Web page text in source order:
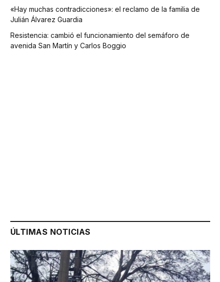
«Hay muchas contradicciones»: el reclamo de la familia de
Julián Álvarez Guardia
Resistencia: cambió el funcionamiento del semáforo de
avenida San Martín y Carlos Boggio
ÚLTIMAS NOTICIAS